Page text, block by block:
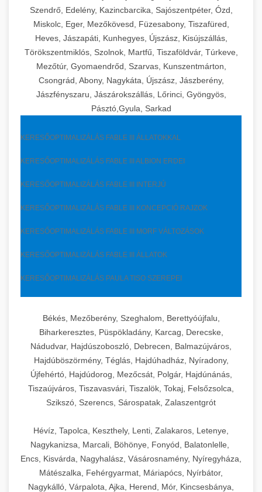
Szendrő, Edelény, Kazincbarcika, Sajószentpéter, Ózd,
Miskolc, Eger, Mezőkövesd, Füzesabony, Tiszafüred,
Heves, Jászapáti, Kunhegyes, Újszász, Kisújszállás,
Törökszentmiklós, Szolnok, Martfű, Tiszaföldvár, Túrkeve,
Mezőtúr, Gyomaendrőd, Szarvas, Kunszentmárton,
Csongrád, Abony, Nagykáta, Újszász, Jászberény,
Jászfényszaru, Jászárokszállás, Lőrinci, Gyöngyös,
Pásztó,Gyula, Sarkad
KERESŐOPTIMALIZÁLÁS FABLE III ÁLLATOKKAL
KERESŐOPTIMALIZÁLÁS FABLE III ALBION ERDEI
KERESŐOPTIMALIZÁLÁS FABLE III INTERJÚ
KERESŐOPTIMALIZÁLÁS FABLE III KONCEPCIÓ RAJZOK
KERESŐOPTIMALIZÁLÁS FABLE III MORF VÁLTOZÁSOK
KERESŐOPTIMALIZÁLÁS FABLE III ÁLLATOK
KERESŐOPTIMALIZÁLÁS PAULA TISO SZEREPEI
Békés, Mezőberény, Szeghalom, Berettyóújfalu,
Biharkeresztes, Püspökladány, Karcag, Derecske,
Nádudvar, Hajdúszoboszló, Debrecen, Balmazújváros,
Hajdúböszörmény, Téglás, Hajdúhadház, Nyíradony,
Újfehértó, Hajdúdorog, Mezőcsát, Polgár, Hajdúnánás,
Tiszaújváros, Tiszavasvári, Tiszalök, Tokaj, Felsőzsolca,
Szikszó, Szerencs, Sárospatak, Zalaszentgrót
Hévíz, Tapolca, Keszthely, Lenti, Zalakaros, Letenye,
Nagykanizsa, Marcali, Böhönye, Fonyód, Balatonlelle,
Encs, Kisvárda, Nagyhalász, Vásárosnamény, Nyíregyháza,
Mátészalka, Fehérgyarmat, Máriapócs, Nyírbátor,
Nagykálló, Várpalota, Ajka, Herend, Mór, Kincsesbánya,